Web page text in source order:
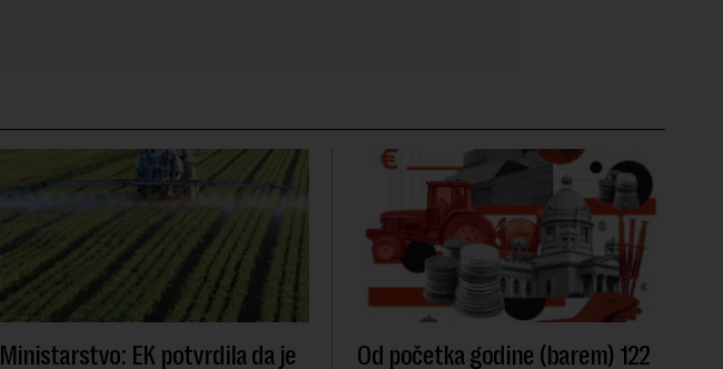
Ministarstvo: EK potvrdila da je Od početka godine (barem) 122